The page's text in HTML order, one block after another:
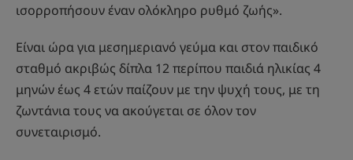
ισορροπήσουν έναν ολόκληρο ρυθμό ζωής».
Είναι ώρα για μεσημεριανό γεύμα και στον παιδικό
σταθμό ακριβώς δίπλα 12 περίπου παιδιά ηλικίας 4
μηνών έως 4 ετών παίζουν με την ψυχή τους, με τη
ζωντάνια τους να ακούγεται σε όλον τον
συνεταιρισμό.